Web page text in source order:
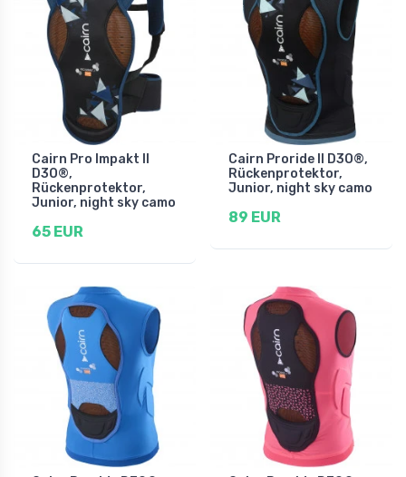
Cairn Pro Impakt II
D3O®,
Rückenprotektor,
Junior, night sky camo
65 EUR
Cairn Proride II D3O®,
Rückenprotektor,
Junior, night sky camo
89 EUR